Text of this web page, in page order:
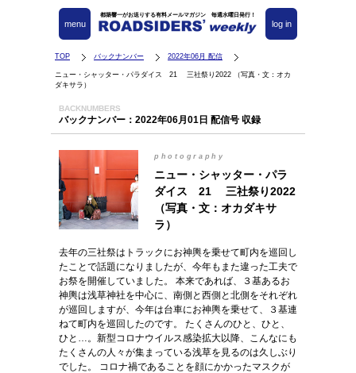
都築響一がお送りする有料メールマガジン 毎週水曜日発行！
log in
menu
TOP バックナンバー 2022年06月 配信
ニュー・シャッター・パラダイス 21 三社祭り2022 （写真・文：オカ
ダキサラ）
BACKNUMBERS
バックナンバー：2022年06月01日 配信号 収録
photography
ニュー・シャッター・パラ
ダイス 21 三社祭り2022
（写真・文：オカダキサ
ラ）
去年の三社祭はトラックにお神輿を乗せて町内を巡回し
たことで話題になりましたが、今年もまた違った工夫で
お祭を開催していました。 本来であれば、３基あるお
神輿は浅草神社を中心に、南側と西側と北側をそれぞれ
が巡回しますが、今年は台車にお神輿を乗せて、３基連
ねて町内を巡回したのです。 たくさんのひと、ひと、
ひと…。新型コロナウイルス感染拡大以降、こんなにも
たくさんの人々が集まっている浅草を見るのは久しぶり
でした。 コロナ禍であることを顔にかかったマスクが